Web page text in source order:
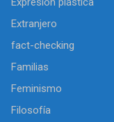
Extranjero
fact-checking
Familias
Feminismo
Filosofía